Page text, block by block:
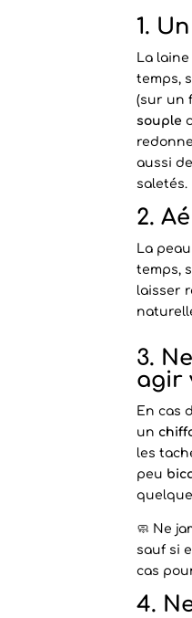
1.
La
temps,
(sur un
souple
aussi
saletés.
2.
La
temps,
laisser
3.
agir
En cas
un
les
peu
🧼 Ne
sauf si
cas
4.